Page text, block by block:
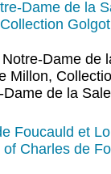
Dame de la
Dame
Millon,
Dame de la
Foucauld et
Charles de